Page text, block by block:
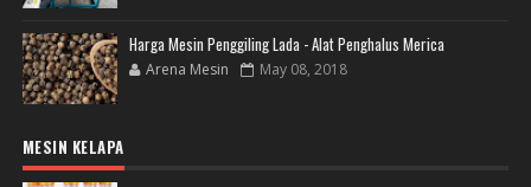
Harga Mesin Penggiling Lada - Alat Penghalus Merica
Arena Mesin May 08, 2018
MESIN KELAPA